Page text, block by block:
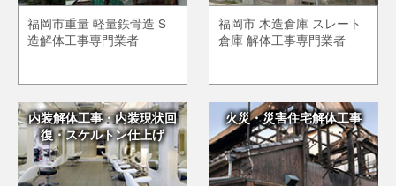
福岡市重量 軽量鉄骨造 S
造解体工事専門業者
福岡市 木造倉庫 スレート
倉庫 解体工事専門業者
内装解体工事・内装現状回
復・スケルトン仕上げ
火災・災害住宅解体工事